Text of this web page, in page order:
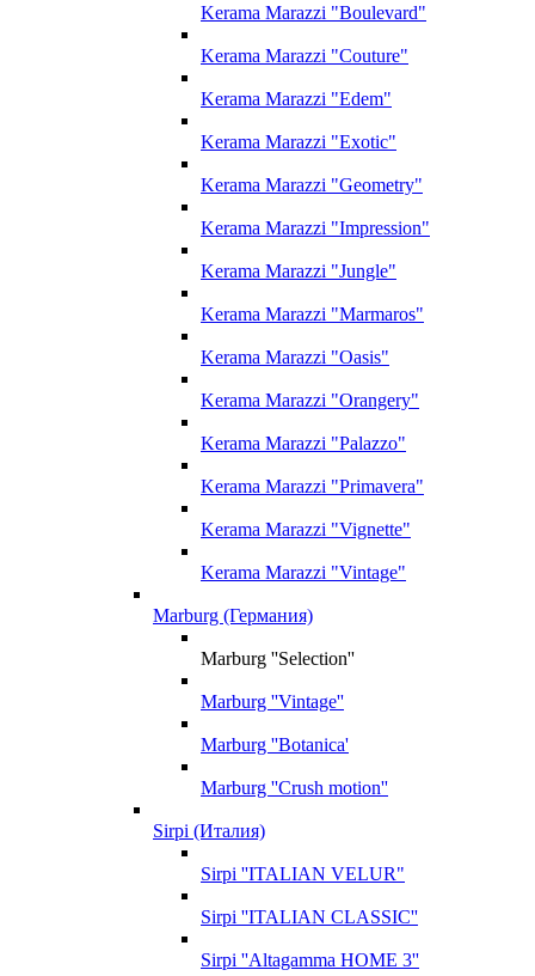
Kerama Marazzi "Boulevard"
Kerama Marazzi "Couture"
Kerama Marazzi "Edem"
Kerama Marazzi "Exotic"
Kerama Marazzi "Geometry"
Kerama Marazzi "Impression"
Kerama Marazzi "Jungle"
Kerama Marazzi "Marmaros"
Kerama Marazzi "Oasis"
Kerama Marazzi "Orangery"
Kerama Marazzi "Palazzo"
Kerama Marazzi "Primavera"
Kerama Marazzi "Vignette"
Kerama Marazzi "Vintage"
Marburg (Германия)
Marburg ''Selection''
Marburg ''Vintage''
Marburg ''Botanica'
Marburg ''Crush motion''
Sirpi (Италия)
Sirpi ''ITALIAN VELUR"
Sirpi ''ITALIAN CLASSIC''
Sirpi ''Altagamma HOME 3''